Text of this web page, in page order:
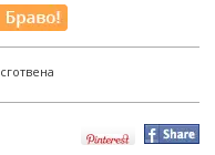
сготвена